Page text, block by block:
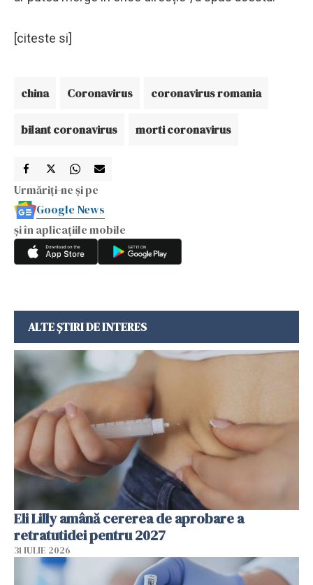
[citeste si]
china Coronavirus coronavirus romania
bilant coronavirus morti coronavirus
Urmăriți-ne și pe
Google News
și în aplicațiile mobile
ALTE ȘTIRI DE INTERES
Eli Lilly amână cererea de aprobare a
retratutidei pentru 2027
31 IULIE 2026